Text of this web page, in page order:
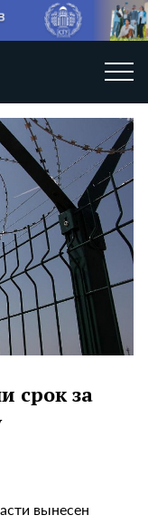
срок за
вынесен